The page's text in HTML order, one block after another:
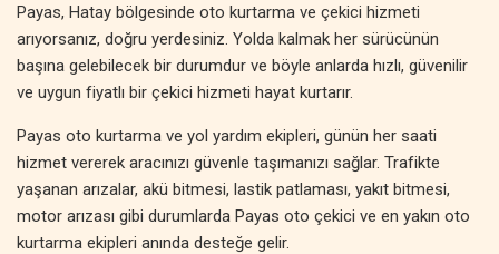
Payas, Hatay bölgesinde oto kurtarma ve çekici hizmeti
arıyorsanız, doğru yerdesiniz. Yolda kalmak her sürücünün
başına gelebilecek bir durumdur ve böyle anlarda hızlı, güvenilir
ve uygun fiyatlı bir çekici hizmeti hayat kurtarır.
Payas oto kurtarma ve yol yardım ekipleri, günün her saati
hizmet vererek aracınızı güvenle taşımanızı sağlar. Trafikte
yaşanan arızalar, akü bitmesi, lastik patlaması, yakıt bitmesi,
motor arızası gibi durumlarda Payas oto çekici ve en yakın oto
kurtarma ekipleri anında desteğe gelir.